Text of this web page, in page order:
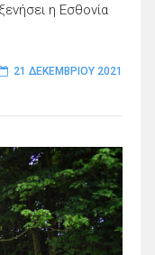
η Εσθονία
21 ΔΕΚΕΜΒΡΊΟΥ 2021